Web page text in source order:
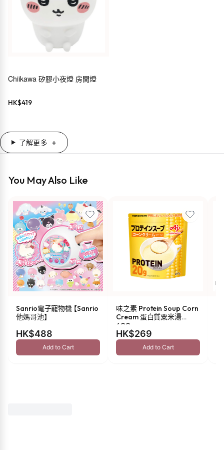
Chiikawa 矽膠小夜燈 房間燈
HK$419
了解更多
You May Also Like
Sanrio電子寵物機 【Sanrio
他媽哥池】
HK$488
Add to Cart
味之素 Protein Soup Corn
Cream 蛋白質粟米湯
600g
HK$269
Add to Cart